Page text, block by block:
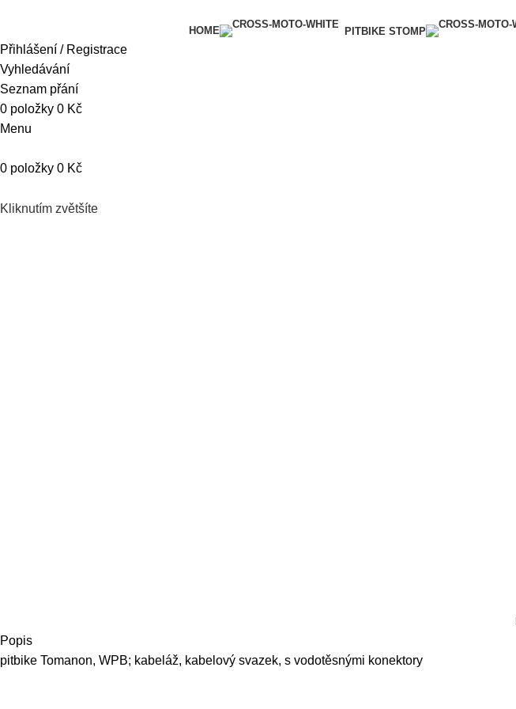
HOME PITBIKE STOMP
Přihlášení / Registrace
Vyhledávání
Seznam přání
0 položky 0 Kč
Menu
0 položky 0 Kč
Kliknutím zvětšíte
Popis
pitbike Tomanon, WPB; kabeláž, kabelový svazek, s vodotěsnými konektory